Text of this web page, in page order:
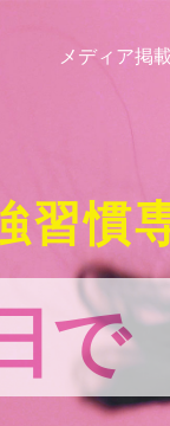
メディア掲載
習慣
で